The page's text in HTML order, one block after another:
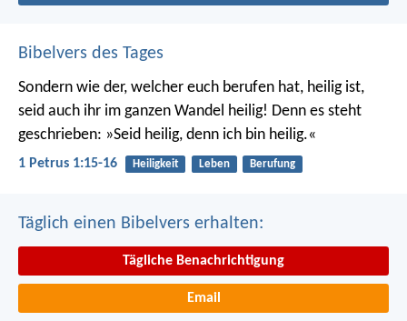
Bibelvers des Tages
Sondern wie der, welcher euch berufen hat, heilig ist,
seid auch ihr im ganzen Wandel heilig! Denn es steht
geschrieben: »Seid heilig, denn ich bin heilig.«
1 Petrus 1:15-16 Heiligkeit Leben Berufung
Täglich einen Bibelvers erhalten:
Tägliche Benachrichtigung
Email